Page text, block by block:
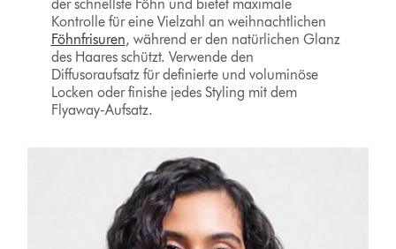
der schnellste Föhn und bietet maximale
Kontrolle für eine Vielzahl an weihnachtlichen
Föhnfrisuren, während er den natürlichen Glanz
des Haares schützt. Verwende den
Diffusoraufsatz für definierte und voluminöse
Locken oder finishe jedes Styling mit dem
Flyaway-Aufsatz.